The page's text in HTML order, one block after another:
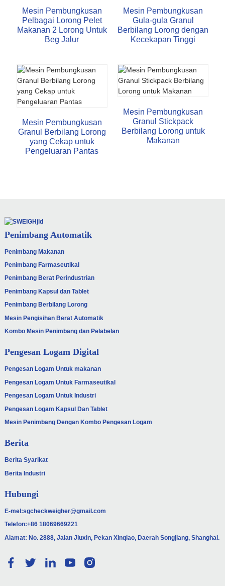
Mesin Pembungkusan
Pelbagai Lorong Pelet
Makanan 2 Lorong Untuk
Beg Jalur
Mesin Pembungkusan
Gula-gula Granul
Berbilang Lorong dengan
Kecekapan Tinggi
Mesin Pembungkusan
Granul Berbilang Lorong
yang Cekap untuk
Pengeluaran Pantas
Mesin Pembungkusan
Granul Stickpack
Berbilang Lorong untuk
Makanan
Penimbang Automatik
Penimbang Makanan
Penimbang Farmaseutikal
Penimbang Berat Perindustrian
Penimbang Kapsul dan Tablet
Penimbang Berbilang Lorong
Mesin Pengisihan Berat Automatik
Kombo Mesin Penimbang dan Pelabelan
Pengesan Logam Digital
Pengesan Logam Untuk makanan
Pengesan Logam Untuk Farmaseutikal
Pengesan Logam Untuk Industri
Pengesan Logam Kapsul Dan Tablet
Mesin Penimbang Dengan Kombo Pengesan Logam
Berita
Berita Syarikat
Berita Industri
Hubungi
E-mel:sgcheckweigher@gmail.com
Telefon:+86 18069669221
Alamat: No. 2888, Jalan Jiuxin, Pekan Xinqiao, Daerah Songjiang, Shanghai.